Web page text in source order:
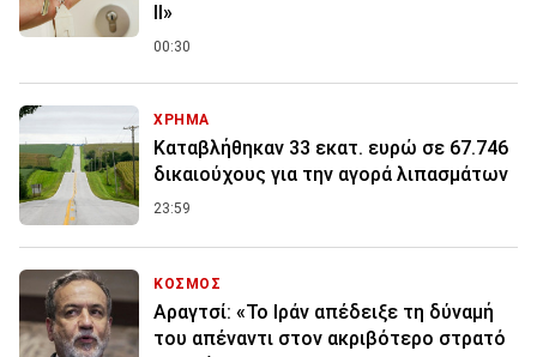
ΙΙ»
00:30
ΧΡΗΜΑ
Καταβλήθηκαν 33 εκατ. ευρώ σε 67.746
δικαιούχους για την αγορά λιπασμάτων
23:59
ΚΟΣΜΟΣ
Αραγτσί: «Το Ιράν απέδειξε τη δύναμή
του απέναντι στον ακριβότερο στρατό